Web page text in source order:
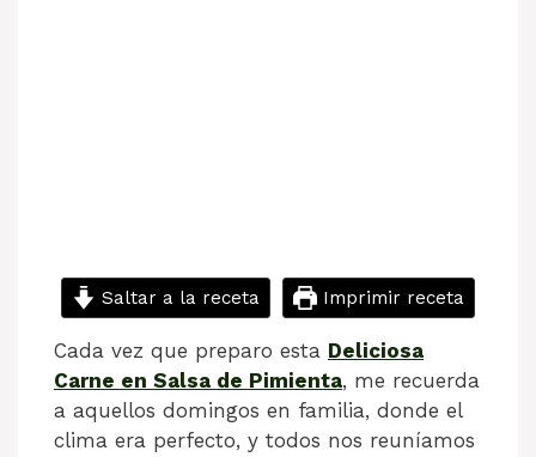
Saltar a la receta Imprimir receta
Cada vez que preparo esta Deliciosa
Carne en Salsa de Pimienta, me recuerda
a aquellos domingos en familia, donde el
clima era perfecto, y todos nos reuníamos